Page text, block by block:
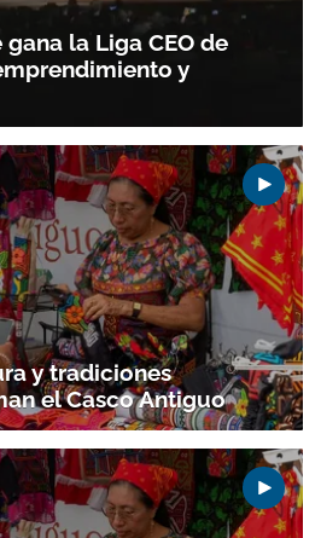
la Liga CEO de
y
y tradiciones
el Casco Antiguo